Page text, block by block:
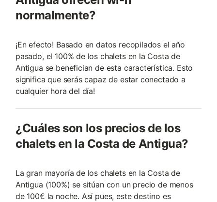
normalmente?
¡En efecto! Basado en datos recopilados el año
pasado, el 100% de los chalets en la Costa de
Antigua se benefician de esta característica. Esto
significa que serás capaz de estar conectado a
cualquier hora del día!
¿Cuáles son los precios de los
chalets en la Costa de Antigua?
La gran mayoría de los chalets en la Costa de
Antigua (100%) se sitúan con un precio de menos
de 100€ la noche. Así pues, este destino es